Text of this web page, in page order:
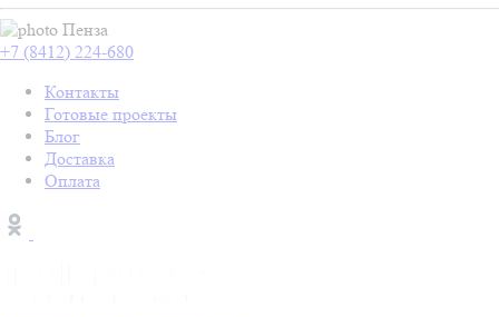
Пенза
+7 (8412) 224-680
Контакты
Готовые проекты
Блог
Доставка
Оплата